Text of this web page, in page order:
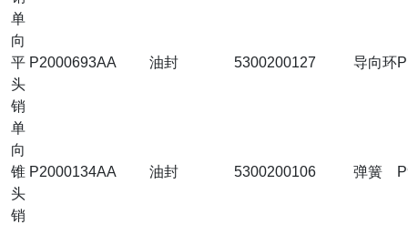
单
向
平
头
销
P2000693AA 油封 5300200127 导向环
单
向
锥
头
销
P2000134AA 油封 5300200106 弹簧